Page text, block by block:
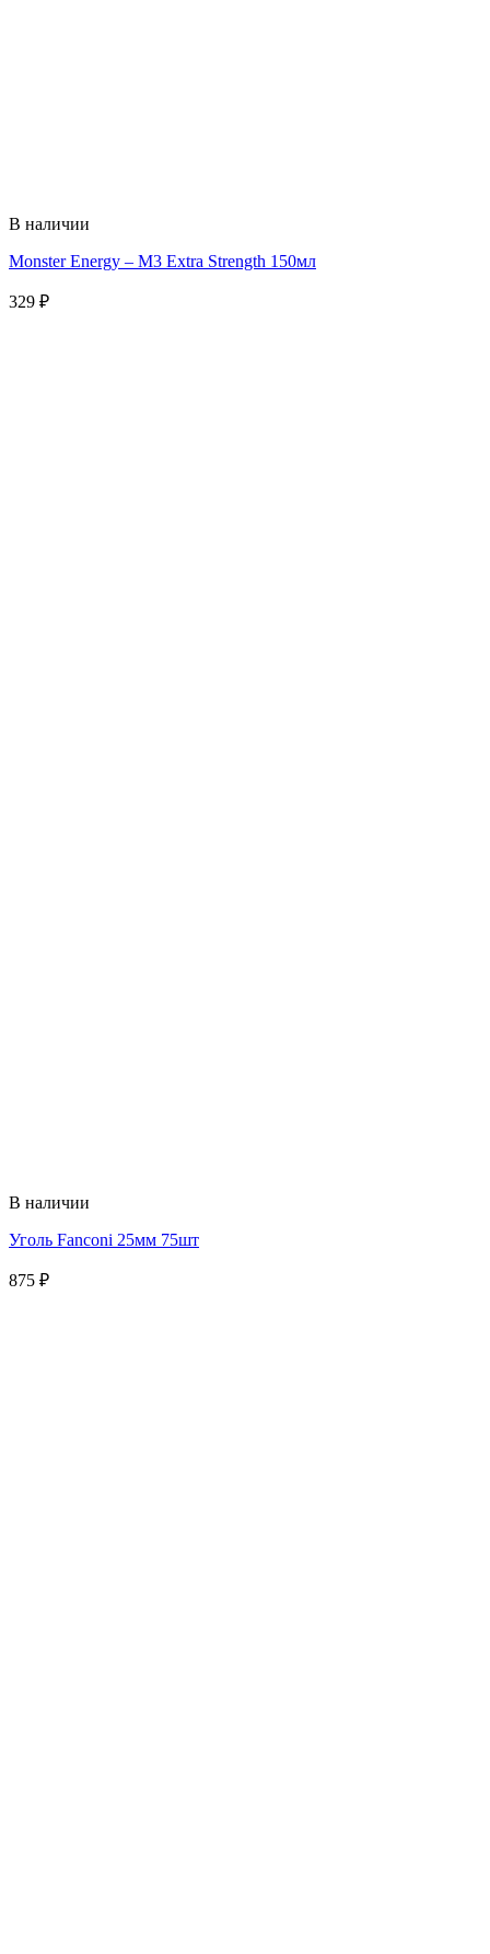
В наличии
Monster Energy – M3 Extra Strength 150мл
329 ₽
В наличии
Уголь Fanconi 25мм 75шт
875 ₽